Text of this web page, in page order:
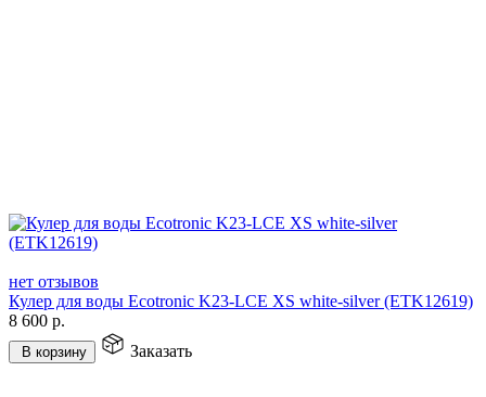
нет отзывов
Кулер для воды Ecotronic K23-LCE XS white-silver (ETK12619)
8 600 р.
В корзину Заказать